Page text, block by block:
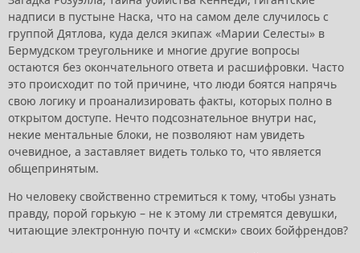
надписи в пустыне Наска, что на самом деле случилось с
группой Дятлова, куда делся экипаж «Марии Селесты» в
Бермудском треугольнике и многие другие вопросы
остаются без окончательного ответа и расшифровки. Часто
это происходит по той причине, что люди боятся напрячь
свою логику и проанализировать факты, которых полно в
открытом доступе. Нечто подсознательное внутри нас,
некие ментальные блоки, не позволяют нам увидеть
очевидное, а заставляет видеть только то, что является
общепринятым.
Но человеку свойственно стремиться к тому, чтобы узнать
правду, порой горькую – не к этому ли стремятся девушки,
читающие электронную почту и «смски» своих бойфрендов?